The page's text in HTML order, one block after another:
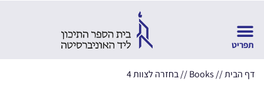
דף הבית//
Books
//בחזרה לצוות 4